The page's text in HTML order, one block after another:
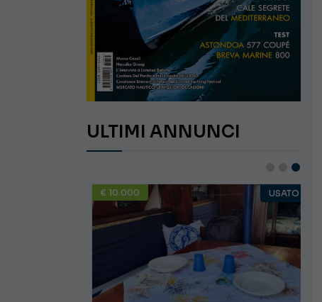
ULTIMI ANNUNCI
€ 10.000 USATO